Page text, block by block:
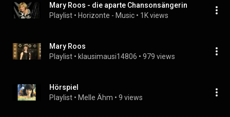
Mary Roos - die aparte Chansonsängerin
Playlist • Horizonte - Music • 1K views
Mary Roos
Playlist • klausimausi14806 • 979 views
Hörspiel
Playlist • Melle Ähm • 9 views